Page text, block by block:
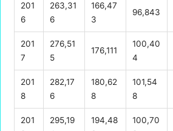
201
6
263,31
6
166,47
3
96,843
201
7
276,51
5
176,111
100,40
4
201
8
282,17
6
180,62
8
101,54
8
201
295,19
194,48
100,70